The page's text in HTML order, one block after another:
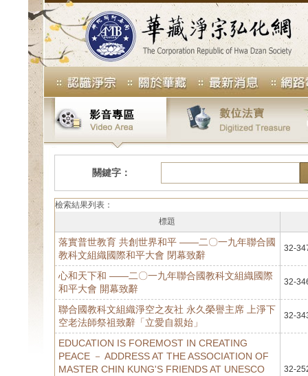
關鍵字：
檢索結果列表：
標題
落實普世教育 共創世界和平 ——二〇一九年聯合國
教科文組織國際和平大會 閉幕致辭
32-
心和天下和 ——二〇一九年聯合國教科文組織國際
和平大會 ‬開幕致辭
32-
聯合國教科文組織淨空之友社 永久榮譽主席 上淨下
空老法師祭祖致辭「立愛自親始」
32-
EDUCATION IS FOREMOST IN CREATING
PEACE － ADDRESS AT THE ASSOCIATION OF
MASTER CHIN KUNG'S FRIENDS AT UNESCO
32-